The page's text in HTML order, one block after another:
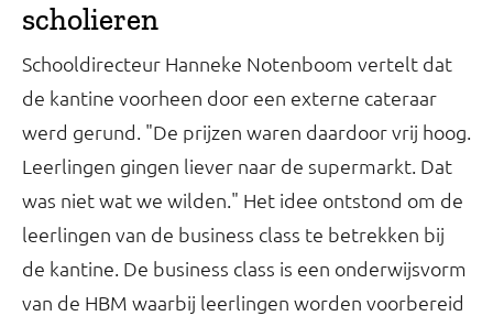
scholieren
Schooldirecteur Hanneke Notenboom vertelt dat
de kantine voorheen door een externe cateraar
werd gerund. "De prijzen waren daardoor vrij hoog.
Leerlingen gingen liever naar de supermarkt. Dat
was niet wat we wilden." Het idee ontstond om de
leerlingen van de business class te betrekken bij
de kantine. De business class is een onderwijsvorm
van de HBM waarbij leerlingen worden voorbereid